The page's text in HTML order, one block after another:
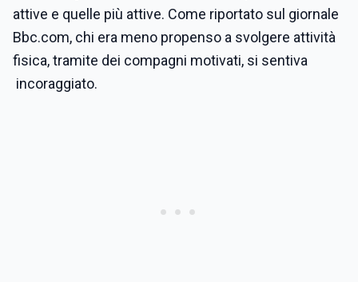
attive e quelle più attive. Come riportato sul giornale
Bbc.com, chi era meno propenso a svolgere attività
fisica, tramite dei compagni motivati, si sentiva
incoraggiato.